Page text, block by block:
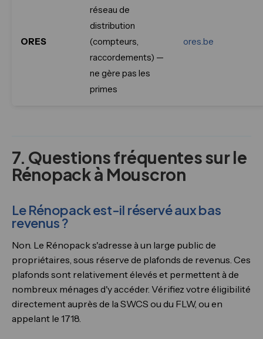
ORES
réseau de
distribution
(compteurs,
raccordements) —
ne gère pas les
primes
ores.be
7. Questions fréquentes sur le
Rénopack à Mouscron
Le Rénopack est-il réservé aux bas
revenus ?
Non. Le Rénopack s'adresse à un large public de
propriétaires, sous réserve de plafonds de revenus. Ces
plafonds sont relativement élevés et permettent à de
nombreux ménages d'y accéder. Vérifiez votre éligibilité
directement auprès de la SWCS ou du FLW, ou en
appelant le 1718.